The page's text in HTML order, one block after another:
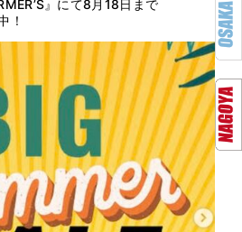
』にて8月18日まで
！